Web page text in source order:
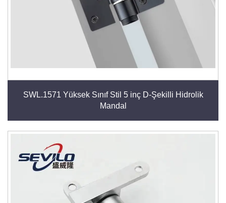
SWL.1571 Yüksek Sınıf Stil 5 inç D-Şekilli Hidrolik
Mandal